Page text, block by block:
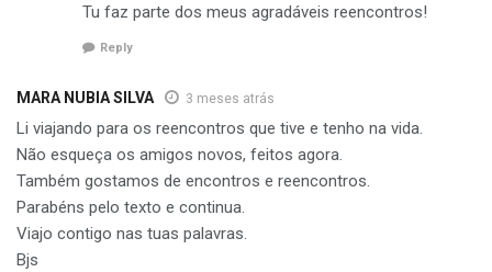
Tu faz parte dos meus agradáveis reencontros!
Reply
MARA NUBIA SILVA 3 meses atrás
Li viajando para os reencontros que tive e tenho na vida.
Não esqueça os amigos novos, feitos agora.
Também gostamos de encontros e reencontros.
Parabéns pelo texto e continua.
Viajo contigo nas tuas palavras.
Bjs